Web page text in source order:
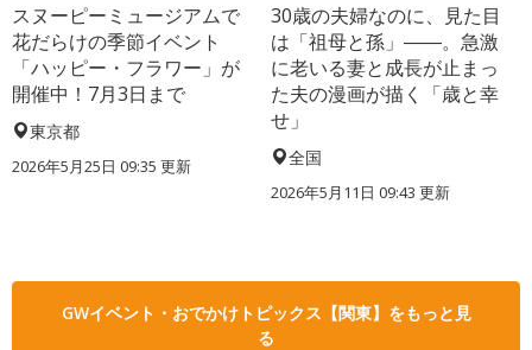
スヌーピーミュージアムで
花だらけの季節イベント
「ハッピー・フラワー」が
開催中！7月3日まで
東京都
2026年5月25日 09:35 更新
30歳の夫婦なのに、見た目
は「祖母と孫」――。急激
に老いる妻と成長が止まっ
た夫の漫画が描く「歳と幸
せ」
全国
2026年5月11日 09:43 更新
GWイベント・おでかけトピックス【関東】をもっと見
る